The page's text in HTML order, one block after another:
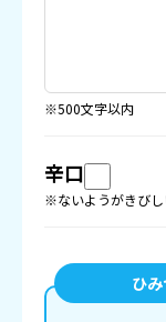
※500文字以内
辛口
※ないようがきびし
ひ